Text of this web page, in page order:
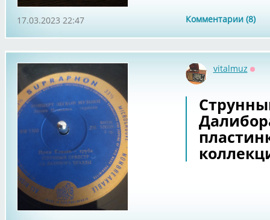
Комментарии (8)
17.03.2023 22:47
vitalmuz